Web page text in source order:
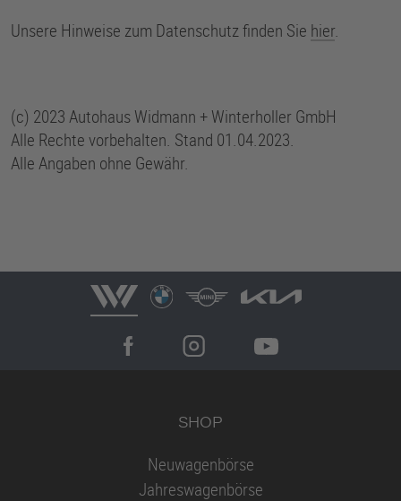
Unsere Hinweise zum Datenschutz finden Sie hier.
(c) 2023 Autohaus Widmann + Winterholler GmbH
Alle Rechte vorbehalten. Stand 01.04.2023.
Alle Angaben ohne Gewähr.
SHOP
Neuwagenbörse
Jahreswagenbörse